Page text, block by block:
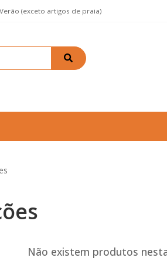
(exceto artigos de praia)
Não existem produtos